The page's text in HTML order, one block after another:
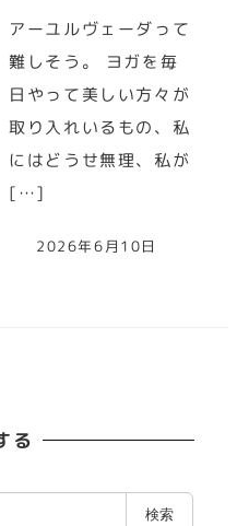
アーユルヴェーダって
難しそう。 ヨガを毎
日やって美しい方々が
取り入れいるもの、私
にはどうせ無理、私が
[…]
2026年6月10日
る
検索